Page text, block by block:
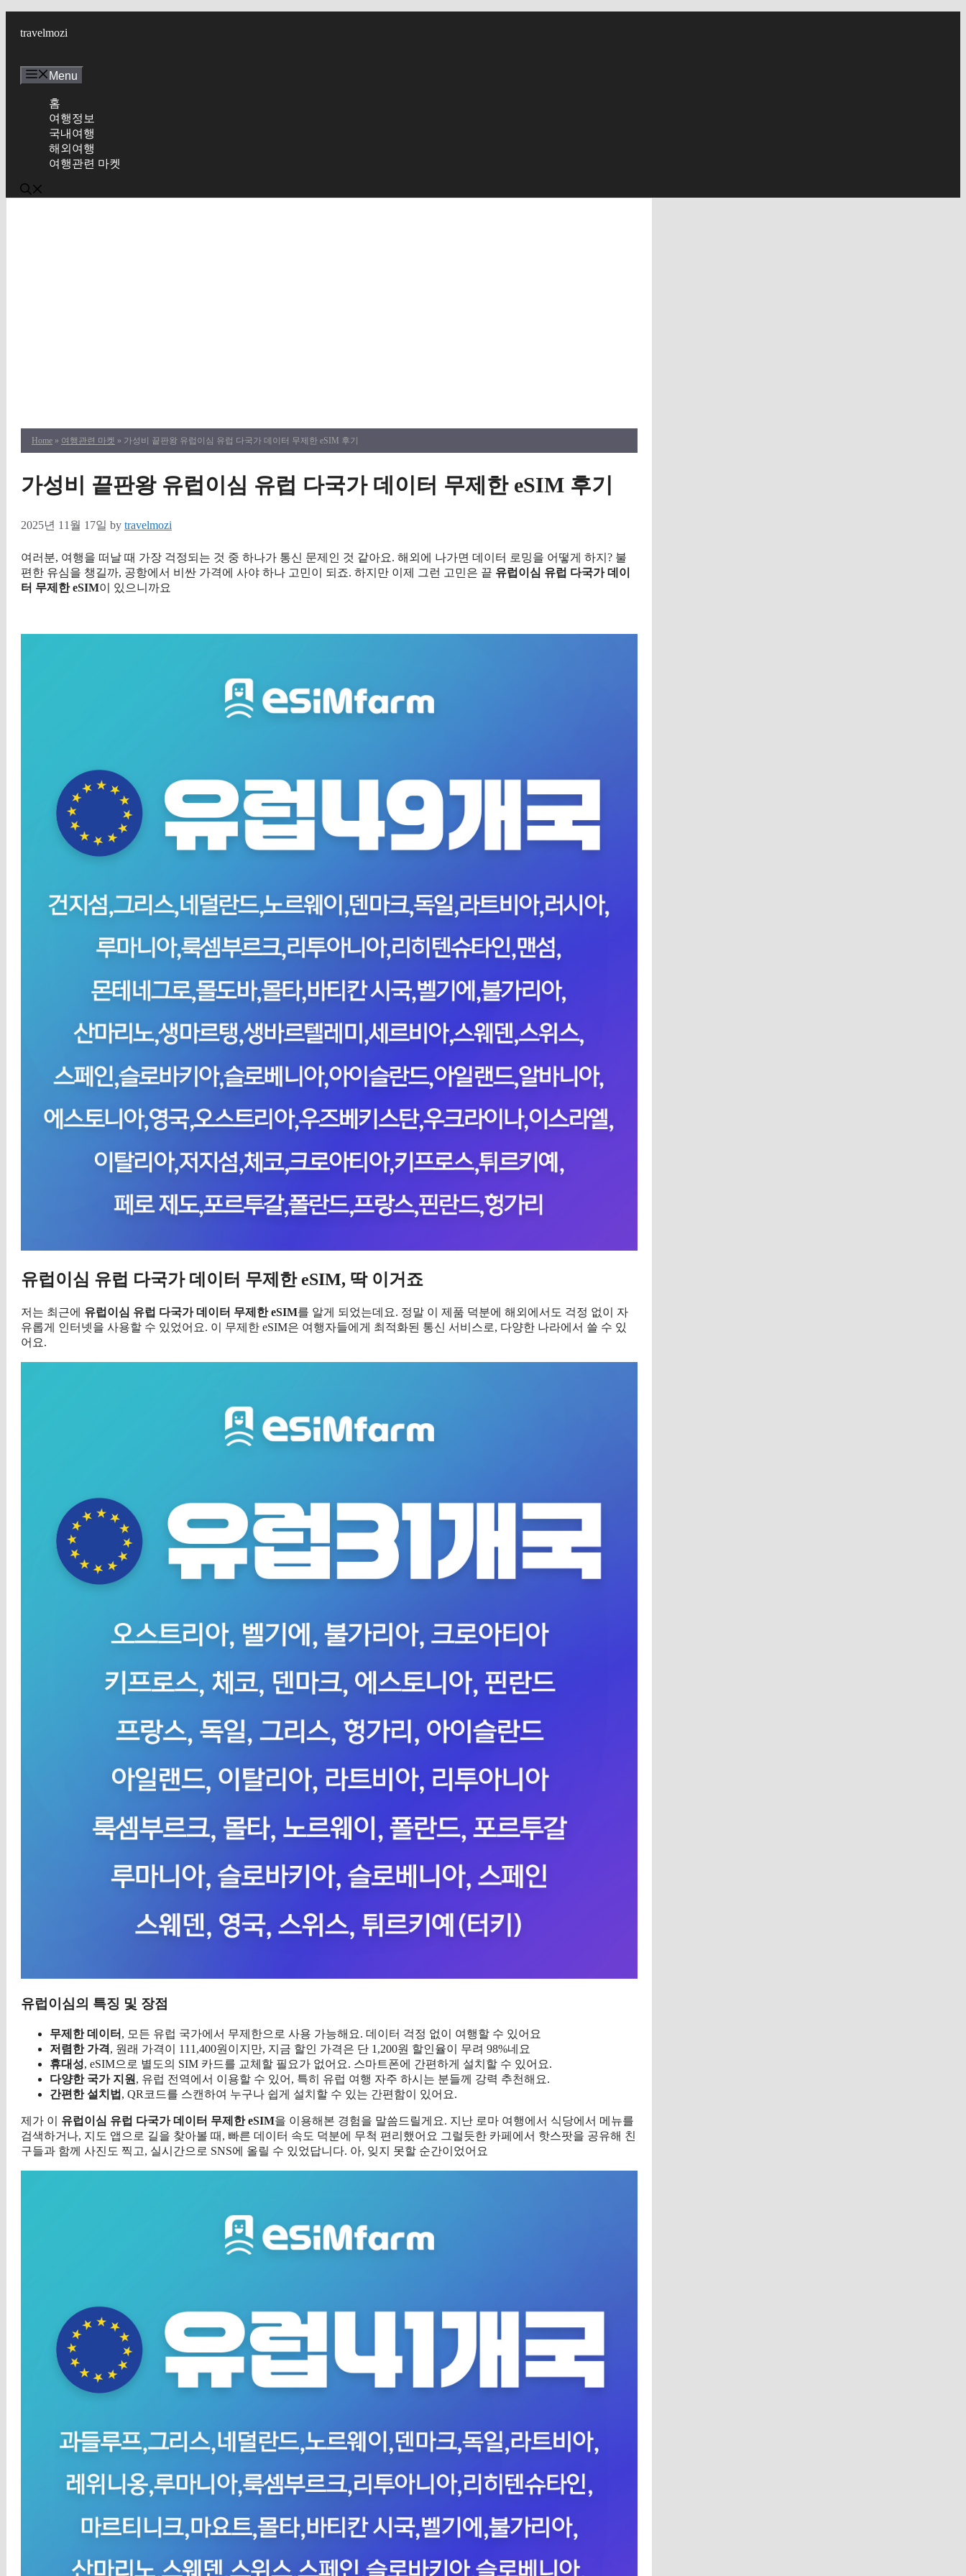
travelmozi
Menu
홈
여행정보
국내여행
해외여행
여행관련 마켓
Home » 여행관련 마켓 » 가성비 끝판왕 유럽이심 유럽 다국가 데이터 무제한 eSIM 후기
가성비 끝판왕 유럽이심 유럽 다국가 데이터 무제한 eSIM 후기
2025년 11월 17일 by travelmozi
여러분, 여행을 떠날 때 가장 걱정되는 것 중 하나가 통신 문제인 것 같아요. 해외에 나가면 데이터 로밍을 어떻게 하지? 불
편한 유심을 챙길까, 공항에서 비싼 가격에 사야 하나 고민이 되죠. 하지만 이제 그런 고민은 끝 유럽이심 유럽 다국가 데이
터 무제한 eSIM이 있으니까요
유럽이심 유럽 다국가 데이터 무제한 eSIM, 딱 이거죠
저는 최근에 유럽이심 유럽 다국가 데이터 무제한 eSIM를 알게 되었는데요. 정말 이 제품 덕분에 해외에서도 걱정 없이 자
유롭게 인터넷을 사용할 수 있었어요. 이 무제한 eSIM은 여행자들에게 최적화된 통신 서비스로, 다양한 나라에서 쓸 수 있
어요.
유럽이심의 특징 및 장점
무제한 데이터 , 모든 유럽 국가에서 무제한으로 사용 가능해요. 데이터 걱정 없이 여행할 수 있어요
저렴한 가격 , 원래 가격이 111,400원이지만, 지금 할인 가격은 단 1,200원 할인율이 무려 98%네요
휴대성, eSIM으로 별도의 SIM 카드를 교체할 필요가 없어요. 스마트폰에 간편하게 설치할 수 있어요.
다양한 국가 지원 , 유럽 전역에서 이용할 수 있어, 특히 유럽 여행 자주 하시는 분들께 강력 추천해요.
간편한 설치법 , QR코드를 스캔하여 누구나 쉽게 설치할 수 있는 간편함이 있어요.
제가 이 유럽이심 유럽 다국가 데이터 무제한 eSIM을 이용해본 경험을 말씀드릴게요. 지난 로마 여행에서 식당에서 메뉴를
검색하거나, 지도 앱으로 길을 찾아볼 때, 빠른 데이터 속도 덕분에 무척 편리했어요 그럴듯한 카페에서 핫스팟을 공유해 친
구들과 함께 사진도 찍고, 실시간으로 SNS에 올릴 수 있었답니다. 아, 잊지 못할 순간이었어요